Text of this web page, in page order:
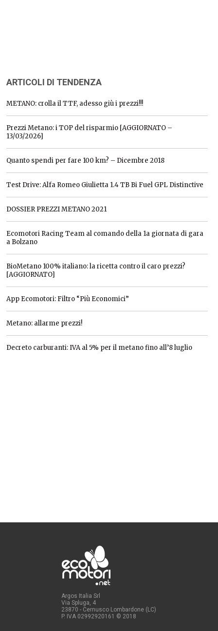
ARTICOLI DI TENDENZA
METANO: crolla il TTF, adesso giù i prezzi!!!
Prezzi Metano: i TOP del risparmio [AGGIORNATO –
13/03/2026]
Quanto spendi per fare 100 km? – Dicembre 2018
Test Drive: Alfa Romeo Giulietta 1.4 TB Bi Fuel GPL Distinctive
DOSSIER PREZZI METANO 2021
Ecomotori Racing Team al comando della 1a giornata di gara
a Bolzano
BioMetano 100% italiano: la ricetta contro il caro prezzi?
[AGGIORNATO]
App Ecomotori: Filtro “Più Economici”
Metano: allarme prezzi!
Decreto carburanti: IVA al 5% per il metano fino all’8 luglio
Argos Italia Srl
Via Spluga, 4
23870 - Cernusco Lombardone (LC)
P. IVA 02992920161 © 2018